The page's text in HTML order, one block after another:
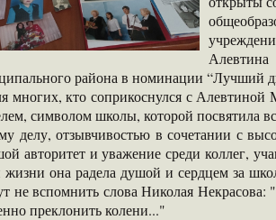
района в номинации “Лучший
кто соприкоснулся с Алевтиной
символом школы, которой посвятила
делу, отзывчивостью в сочетании с
авторитет и уважение среди коллег,
жизни она радела душой и сердцем за
не вспомнить слова Николая
преклонить колени..."